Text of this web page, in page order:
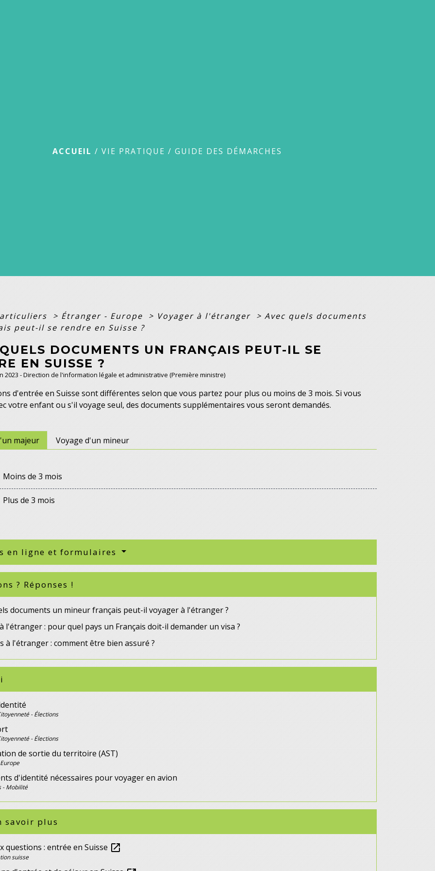
ACCUEIL /VIE PRATIQUE /GUIDE DES DÉMARCHES
> Étranger - Europe > Voyager à l'étranger > Avec quels documents
peut-il se rendre en Suisse ?
DOCUMENTS UN FRANÇAIS PEUT-IL SE
EN SUISSE ?
2023 - Direction de l'information légale et administrative (Première ministre)
d'entrée en Suisse sont différentes selon que vous partez pour plus ou moins de 3 mois. Si vous
votre enfant ou s'il voyage seul, des documents supplémentaires vous seront demandés.
majeur Voyage d'un mineur
Moins de 3 mois
Plus de 3 mois
en ligne et formulaires
? Réponses !
documents un mineur français peut-il voyager à l'étranger ?
l'étranger : pour quel pays un Français doit-il demander un visa ?
à l'étranger : comment être bien assuré ?
- Élections
- Élections
de sortie du territoire (AST)
d'identité nécessaires pour voyager en avion
- Mobilité
savoir plus
questions : entrée en Suisse open_in_new
suisse